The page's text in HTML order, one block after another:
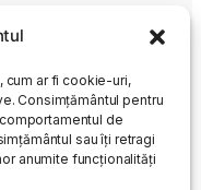
cum ar fi cookie-uri,
Consimțământul pentru
de
sau îți retragi
anumite funcționalități